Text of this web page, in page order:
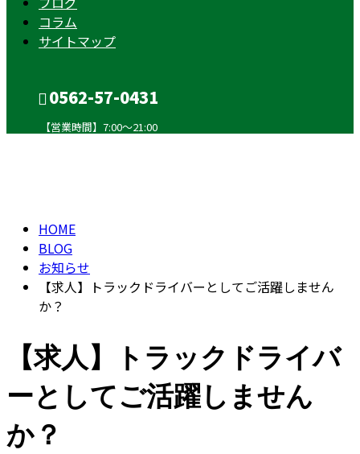
コラム
サイトマップ
0562-57-0431
【営業時間】7:00～21:00
HOME
BLOG
お知らせ
【求人】トラックドライバーとしてご活躍しません
か？
【求人】トラックドライバ
ーとしてご活躍しません
か？